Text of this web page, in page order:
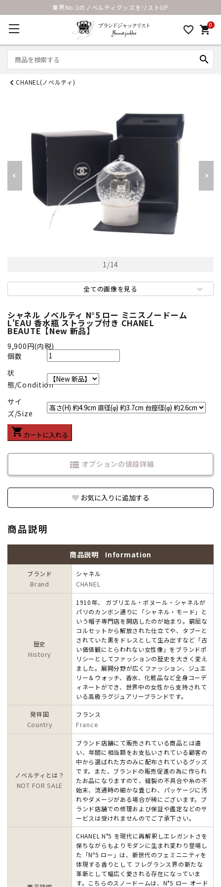
業界No.1のノベルティグッズをリストUP
favorite_border 0
shopping_cart
search
CHANEL(ノベルティ)
1/14
全ての画像を見る
シャネル ノベルティ N°5 ロー ミニスノードーム
L'EAU 香水瓶 ストラップ付き CHANEL
BEAUTE【New 新品】
9,900円(内税)
個数
状
態/Condition
サイ
ズ/Size
shopping_cart カートに入れる
view_list オプションの値段詳細
お気に入りに追加する
商品説明
商品説明 Information
ブランド
Brand
シャネル
CHANEL
歴史
History
1910年、 ガブリエル・ボヌール・シャネルが
パリのカンボン通りに「シャネル・モード」と
いう帽子専門店を開店したのが始まり。窮屈な
コルセットから解放された仕立てや、タブーと
されていた黒をドレスとして生み出すなど「古
い価値観にとらわれない女性像」をブランドポ
リシーとしてファッションの歴史を大きく変え
ました。展開分野が広くファッション、ジュエ
リー＆ウォッチ、香水、化粧品など全身コーデ
ィネートができ、世界中の女性から支持されて
いる高級ラグジュアリーブランドです。
発祥国
Country
フランス
France
ノベルティとは？
NOT FOR SALE
ブランド店舗にて販売されている商品とは違
い、年間に相当額をお支払いされている顧客の
中から選ばれた方のみに配布されているグッズ
です。また、ブランドの販売促進の為に作られ
たお品になりますので、縫製の不具合や糸の不
始末、流通時の細かな畳じわ、パッケージに汚
れやダメージがある場合が稀にございます。ブ
ランド店舗での修理および保証や鑑定などのサ
ービスは受けれませんのでご了承下さい。
CHANEL N°5 を現代に再解釈しエレガントさを
保ちながらもよりモダンに生まれ変わり登場し
た「Nº5 ロー」は、新世代のフェミニニティを
体現する香りとして フレグランス界の新たな
革新として幅広く愛される存在になっていま
す。こちらのスノードームは、N°5 ロー オード